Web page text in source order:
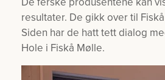
resultater. De gikk over til
Siden har de hatt tett dialog
Hole i Fiskå Mølle.